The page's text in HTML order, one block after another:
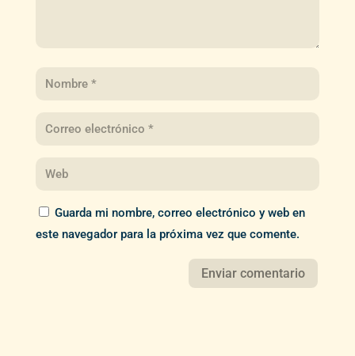
Guarda mi nombre, correo electrónico y web en
este navegador para la próxima vez que comente.